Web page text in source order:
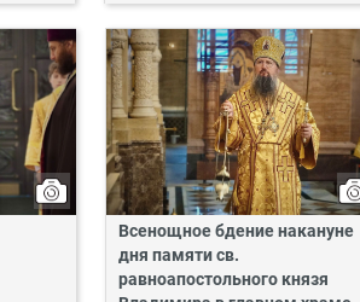
Всенощное бдение накануне
дня памяти св.
равноапостольного князя